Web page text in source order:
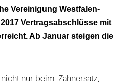
Vereinigung Westfalen-
Vertragsabschlüsse mit
Ab Januar steigen die
nur beim Zahnersatz,